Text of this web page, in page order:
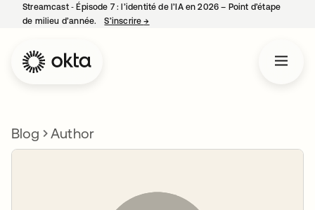
Streamcast ‑ Épisode 7 : l’identité de l’IA en 2026 – Point d’étape
de milieu d’année.
S’inscrire→
Blog Author